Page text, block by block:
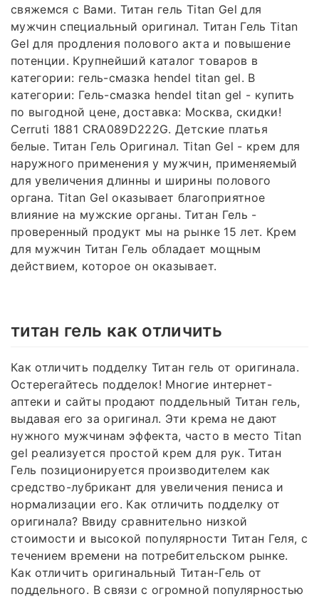
свяжемся с Вами. Титан гель Titan Gel для
мужчин специальный оригинал. Титан Гель Titan
Gel для продления полового акта и повышение
потенции. Крупнейший каталог товаров в
категории: гель-смазка hendel titan gel. В
категории: Гель-смазка hendel titan gel - купить
по выгодной цене, доставка: Москва, скидки!
Cerruti 1881 CRA089D222G. Детские платья
белые. Титан Гель Оригинал. Titan Gel - крем для
наружного применения у мужчин, применяемый
для увеличения длинны и ширины полового
органа. Titan Gel оказывает благоприятное
влияние на мужские органы. Титан Гель -
проверенный продукт мы на рынке 15 лет. Крем
для мужчин Титан Гель обладает мощным
действием, которое он оказывает.
титан гель как отличить
Как отличить подделку Титан гель от оригинала.
Остерегайтесь подделок! Многие интернет-
аптеки и сайты продают поддельный Титан гель,
выдавая его за оригинал. Эти крема не дают
нужного мужчинам эффекта, часто в место Titan
gel реализуется простой крем для рук. Титан
Гель позиционируется производителем как
средство-лубрикант для увеличения пениса и
нормализации его. Как отличить подделку от
оригинала? Ввиду сравнительно низкой
стоимости и высокой популярности Титан Геля, с
течением времени на потребительском рынке.
Как отличить оригинальный Титан-Гель от
поддельного. В связи с огромной популярностью